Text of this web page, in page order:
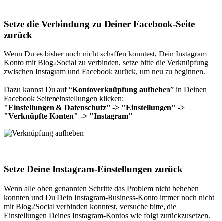
Setze die Verbindung zu Deiner Facebook-Seite
zurück
Wenn Du es bisher noch nicht schaffen konntest, Dein Instagram-
Konto mit Blog2Social zu verbinden, setze bitte die Verknüpfung
zwischen Instagram und Facebook zurück, um neu zu beginnen.
Dazu kannst Du auf “Kontoverknüpfung aufheben” in Deinen
Facebook Seiteneinstellungen klicken:
"Einstellungen & Datenschutz" -> "Einstellungen" ->
"Verknüpfte Konten" -> "Instagram"
Setze Deine Instagram-Einstellungen zurück
Wenn alle oben genannten Schritte das Problem nicht beheben
konnten und Du Dein Instagram-Business-Konto immer noch nicht
mit Blog2Social verbinden konntest, versuche bitte, die
Einstellungen Deines Instagram-Kontos wie folgt zurückzusetzen.